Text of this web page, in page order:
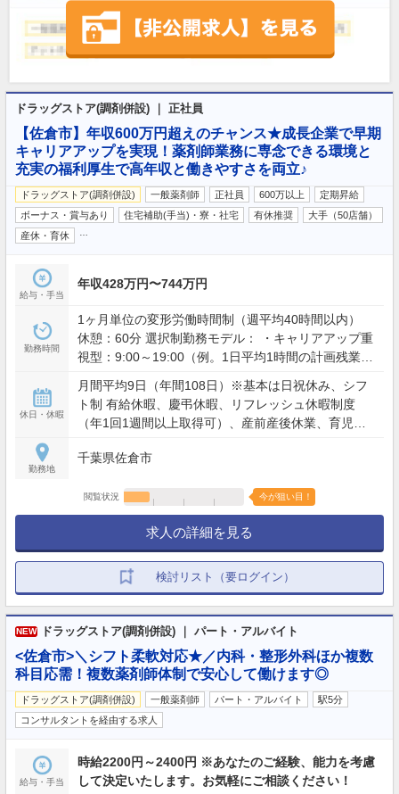
ドラッグストア(調剤併設) ｜ 正社員
【佐倉市】年収600万円超えのチャンス★成長企業で早期
キャリアアップを実現！薬剤師業務に専念できる環境と
充実の福利厚生で高年収と働きやすさを両立♪
ドラッグストア(調剤併設) 一般薬剤師 正社員 600万以上
定期昇給
ボーナス・賞与あり
住宅補助(手当)・寮・社宅 有休推奨
大手（50店舗）
産休・育休
給与・手当
年収428万円〜744万円
勤務時間
1ヶ月単位の変形労働時間制（週平均40時間以内）
休憩：60分 選択制勤務モデル： ・キャリアアップ重
視型：9:00～19:00（例。1日平均1時間の計画残業を
で実働8時間（残業想定少） ※夜間・土日含むシフト
勤務あり（配属店舗の営業時間による）
休日・休暇
月間平均9日（年間108日）※基本は日祝休み、シフ
ト制 有給休暇、慶弔休暇、リフレッシュ休暇制度
（年1回1週間以上取得可）、産前産後休業、育児休
勤務地
千葉県佐倉市
閲覧状況 今が狙い目！
求人の詳細を見る
検討リスト（要ログイン）
NEW ドラッグストア(調剤併設) ｜ パート・アルバイト
<佐倉市>＼シフト柔軟対応★／内科・整形外科ほか複数
科目応需！複数薬剤師体制で安心して働けます◎
ドラッグストア(調剤併設) 一般薬剤師 パート・アルバイト
駅5分
コンサルタントを経由する求人
給与・手当
時給2200円～2400円 ※あなたのご経験、能力を考慮
して決定いたします。お気軽にご相談ください！